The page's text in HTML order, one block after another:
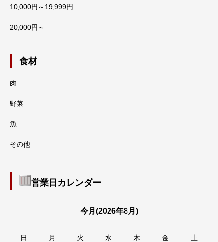
10,000円～19,999円
20,000円～
食材
肉
野菜
魚
その他
営業日カレンダー
今月(2026年8月)
日 月 火 水 木 金 土